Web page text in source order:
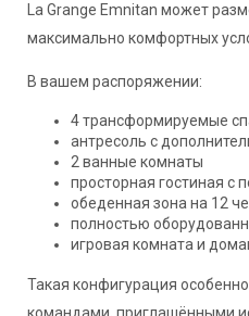
La Grange Emnitan может
максимально комфортных
В вашем распоряжении:
4 трансформируемые
антресоль с
2 ванные комнаты
просторная гостиная с
обеденная зона на 12
полностью
игровая комната и
Такая конфигурация